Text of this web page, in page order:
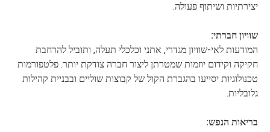
יצירתיות ושיתוף פעולה.
שוויון חברתי:
המודעות לאי-שוויון מגדרי, אתני וכלכלי תעלה, ותוביל להרחבת
חקיקה וקידום יוזמות שמטרתן ליצור חברה צודקת יותר. פלטפורמות
טכנולוגיות יסייעו בהגברת הקול של קבוצות שוליים ובבניית קהילות
גלובליות.
בריאות הנפש: